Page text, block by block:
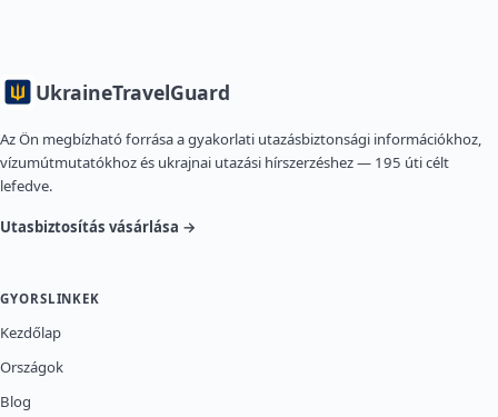
UkraineTravelGuard
Az Ön megbízható forrása a gyakorlati utazásbiztonsági információkhoz,
vízumútmutatókhoz és ukrajnai utazási hírszerzéshez — 195 úti célt
lefedve.
Utasbiztosítás vásárlása →
GYORSLINKEK
Kezdőlap
Országok
Blog